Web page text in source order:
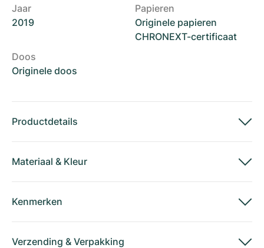
Jaar
2019
Papieren
Originele papieren
CHRONEXT-certificaat
Doos
Originele doos
Productdetails
Materiaal & Kleur
Kenmerken
Verzending & Verpakking